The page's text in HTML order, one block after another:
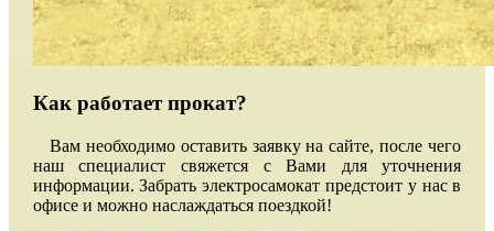
Как работает прокат?
Вам необходимо оставить заявку на сайте, после чего
наш специалист свяжется с Вами для уточнения
информации. Забрать электросамокат предстоит у нас в
офисе и можно наслаждаться поездкой!